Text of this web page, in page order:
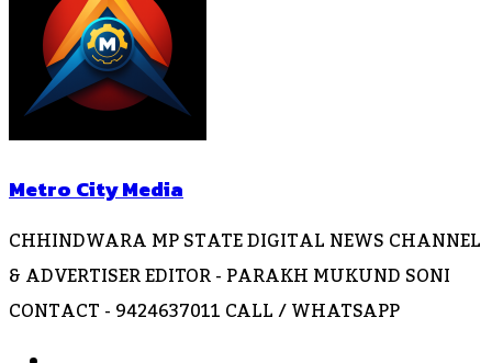
Metro City Media
CHHINDWARA MP STATE DIGITAL NEWS CHANNEL
& ADVERTISER EDITOR - PARAKH MUKUND SONI
CONTACT - 9424637011 CALL / WHATSAPP